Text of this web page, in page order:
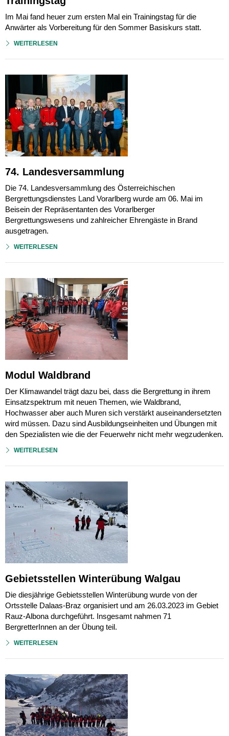
Im Mai fand heuer zum ersten Mal ein Trainingstag für die
Anwärter als Vorbereitung für den Sommer Basiskurs statt.
WEITERLESEN
74. Landesversammlung
Die 74. Landesversammlung des Österreichischen
Bergrettungsdienstes Land Vorarlberg wurde am 06. Mai im
Beisein der Repräsentanten des Vorarlberger
Bergrettungswesens und zahlreicher Ehrengäste in Brand
ausgetragen.
WEITERLESEN
Modul Waldbrand
Der Klimawandel trägt dazu bei, dass die Bergrettung in ihrem
Einsatzspektrum mit neuen Themen, wie Waldbrand,
Hochwasser aber auch Muren sich verstärkt auseinandersetzten
wird müssen. Dazu sind Ausbildungseinheiten und Übungen mit
den Spezialisten wie die der Feuerwehr nicht mehr wegzudenken.
WEITERLESEN
Gebietsstellen Winterübung Walgau
Die diesjährige Gebietsstellen Winterübung wurde von der
Ortsstelle Dalaas-Braz organisiert und am 26.03.2023 im Gebiet
Rauz-Albona durchgeführt. Insgesamt nahmen 71
BergretterInnen an der Übung teil.
WEITERLESEN